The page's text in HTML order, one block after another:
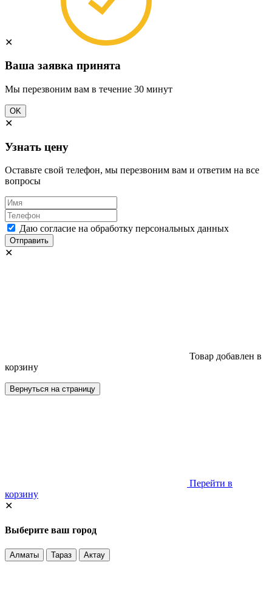
✕
Ваша заявка принята
Мы перезвоним вам в течение 30 минут
OK
✕
Узнать цену
Оставьте свой телефон, мы перезвоним вам и ответим на все
вопросы
Даю согласие на обработку персональных данных
Отправить
✕
Товар добавлен в
корзину
Вернуться на страницу
Перейти в
корзину
✕
Выберите ваш город
Алматы Тараз Актау